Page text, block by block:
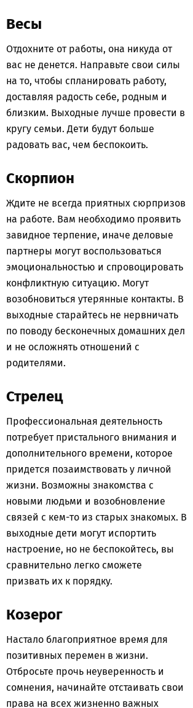
Весы
Отдохните от работы, она никуда от
вас не денется. Направьте свои силы
на то, чтобы спланировать работу,
доставляя радость себе, родным и
близким. Выходные лучше провести в
кругу семьи. Дети будут больше
радовать вас, чем беспокоить.
Скорпион
Ждите не всегда приятных сюрпризов
на работе. Вам необходимо проявить
завидное терпение, иначе деловые
партнеры могут воспользоваться
эмоциональностью и спровоцировать
конфликтную ситуацию. Могут
возобновиться утерянные контакты. В
выходные старайтесь не нервничать
по поводу бесконечных домашних дел
и не осложнять отношений с
родителями.
Стрелец
Профессиональная деятельность
потребует пристального внимания и
дополнительного времени, которое
придется позаимствовать у личной
жизни. Возможны знакомства с
новыми людьми и возобновление
связей с кем-то из старых знакомых. В
выходные дети могут испортить
настроение, но не беспокойтесь, вы
сравнительно легко сможете
призвать их к порядку.
Козерог
Настало благоприятное время для
позитивных перемен в жизни.
Отбросьте прочь неуверенность и
сомнения, начинайте отстаивать свои
права на всех жизненно важных